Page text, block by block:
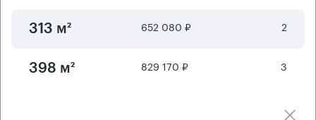
313 м² 652 080 ₽ 2
398 м² 829 170 ₽ 3